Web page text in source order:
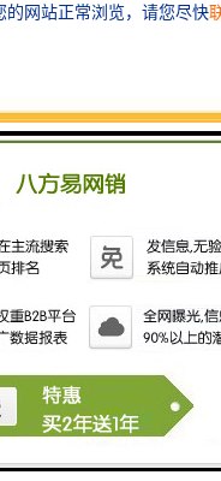
势特点，为各类工程提供
动化生产的升级与优化。
域的美好未来。